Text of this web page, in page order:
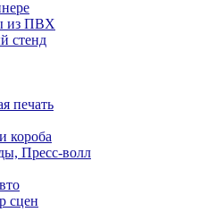
из ПВХ
стенд
печать
короба
Пресс-волл
сцен